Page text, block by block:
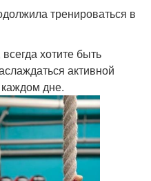
тренироваться в
хотите быть
активной
дне.